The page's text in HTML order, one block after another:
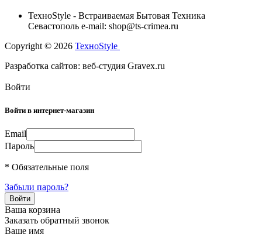
TexноStyle - Встраиваемая Бытовая Техника
Севастополь e-mail: shop@ts-crimea.ru
Copyright © 2026 TexноStyle
Разработка сайтов: веб-студия Gravex.ru
Войти
Войти в интернет-магазин
Email
Пароль
* Обязательные поля
Забыли пароль?
Ваша корзина
Заказать обратный звонок
Ваше имя